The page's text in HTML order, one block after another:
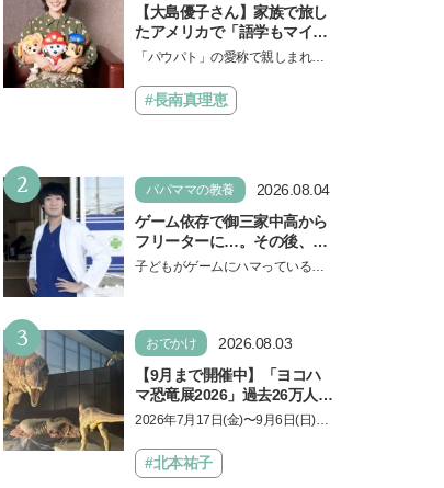
【大島優子さん】家族で旅し
たアメリカで「語学もマイン
ドも！ 子どもの成長はすごか
『パウ・パトロール ザ・ダイ
ノ・ムービー』ではあきらめ
「パウパト」の愛称で親しまれる
の劇場版シリーズ第3弾、映画『パ
ウ・パトロール ザ…
#長南真理恵
2 パパママの教養
2026.08.04
ゲーム依存で御三家中高から
フリーターに…。その後、医
学部へ逆転合格した現役医師
子どもがゲームにハマっている
3 おでかけ
2026.08.03
【9月まで開催中】「ヨコハ
マ恐竜展2026」過去26万人を
動員した恐竜展が9年ぶりに
しむポイントを完全ガイド
2026年7月17日(金)〜9月6日(日)、
「ヨコハマ恐竜展2026〜恐竜の食
卓大図鑑〜」が開催…
#北本祐子